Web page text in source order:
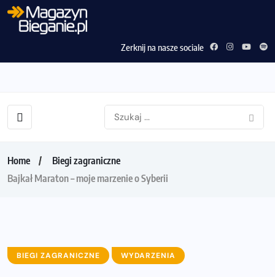
Zerknij na nasze sociale
Home
Biegi zagraniczne
Bajkał Maraton – moje marzenie o Syberii
BIEGI ZAGRANICZNE WYDARZENIA